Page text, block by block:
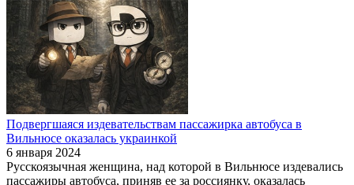
Подвергшаяся издевательствам пассажирка автобуса в
Вильнюсе оказалась украинкой
6 января 2024
Русскоязычная женщина, над которой в Вильнюсе издевались
пассажиры автобуса, приняв ее за россиянку, оказалась